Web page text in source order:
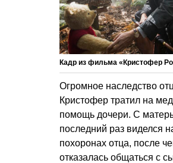
Кадр из фильма «Кристофер
Огромное наследство
Кристофер тратил на
помощь дочери. С
последний раз виделся
похоронах отца, после
отказалась общаться с